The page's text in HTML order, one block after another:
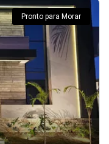
Pronto para Morar